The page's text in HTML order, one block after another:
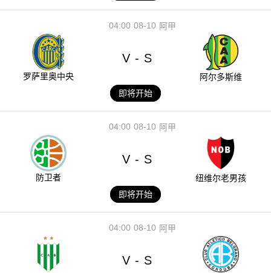
08-10
04:00 阿甲
罗萨里奥中央
V - S
阿尔多斯维
即将开始
08-10
04:00 阿甲
防卫者
V - S
纽维尔老男孩
即将开始
08-10
04:00 阿甲
V - S